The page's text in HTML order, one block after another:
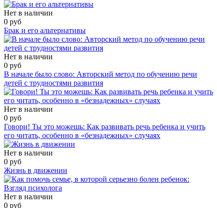
Нет в наличии
0 руб
Брак и его альтернативы
Нет в наличии
0 руб
В начале было слово: Авторский метод по обучению речи
детей с трудностями развития
Нет в наличии
0 руб
Говори! Ты это можешь: Как развивать речь ребенка и учить
его читать, особенно в «безнадежных» случаях
Нет в наличии
0 руб
Жизнь в движении
Нет в наличии
0 руб